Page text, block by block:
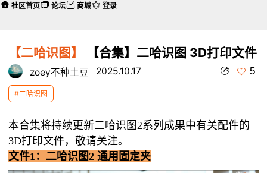
【二哈识图】 【合集】二哈识图 3D打印文件
zoey不种土豆 2025.10.17 5
#二哈识图
本合集将持续更新二哈识图2系列成果中有关配件的
3D打印文件，敬请关注。
文件1：二哈识图2 通用固定夹
社区首页 论坛 商城 登录